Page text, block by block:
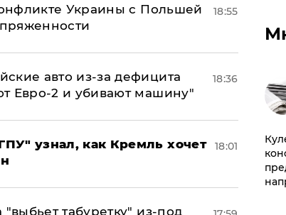
Украины с Польшей
18:55
авто из-за дефицита
Евро-2 и убивают машину"
18:36
узнал, как Кремль хочет
18:01
"выбьет табуретку" из-под